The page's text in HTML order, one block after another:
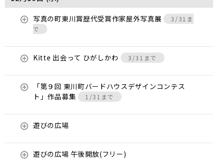
写真の町東川賞歴代受賞作家屋外写真展
3/31ま
で
Kitte 出会って ひがしかわ 3/31まで
「第９回 東川町バードハウスデザインコンテス
ト」作品募集
1/31まで
遊びの広場
遊びの広場 午後開放(フリー)